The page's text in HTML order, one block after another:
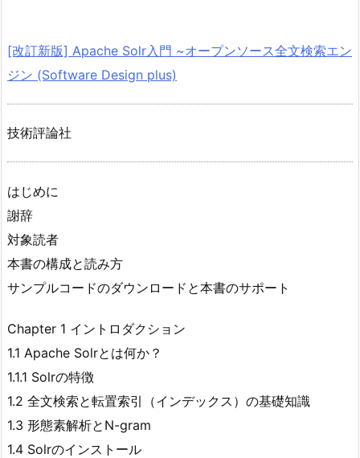
[改訂新版] Apache Solr入門 ~オープンソース全文検索エン
ジン (Software Design plus)
技術評論社
はじめに
謝辞
対象読者
本書の構成と読み方
サンプルコードのダウンロードと本書のサポート
Chapter 1 イントロダクション
1.1 Apache Solrとは何か？
1.1.1 Solrの特徴
1.2 全文検索と転置索引（インデックス）の基礎知識
1.3 形態素解析とN-gram
1.4 Solrのインストール